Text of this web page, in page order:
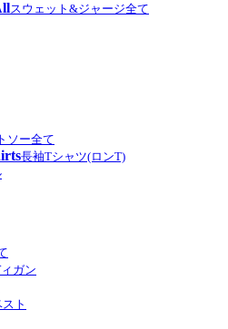
スウェット&ジャージ全て
ソー全て
長袖Tシャツ(ロンT)
ガン
ト